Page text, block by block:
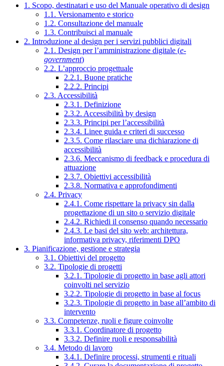
1. Scopo, destinatari e uso del Manuale operativo di design
1.1. Versionamento e storico
1.2. Consultazione del manuale
1.3. Contribuisci al manuale
2. Introduzione al design per i servizi pubblici digitali
2.1. Design per l’amministrazione digitale (e-
government)
2.2. L’approccio progettuale
2.2.1. Buone pratiche
2.2.2. Principi
2.3. Accessibilità
2.3.1. Definizione
2.3.2. Accessibilità by design
2.3.3. Principi per l’accessibilità
2.3.4. Linee guida e criteri di successo
2.3.5. Come rilasciare una dichiarazione di
accessibilità
2.3.6. Meccanismo di feedback e procedura di
attuazione
2.3.7. Obiettivi accessibilità
2.3.8. Normativa e approfondimenti
2.4. Privacy
2.4.1. Come rispettare la privacy sin dalla
progettazione di un sito o servizio digitale
2.4.2. Richiedi il consenso quando necessario
2.4.3. Le basi del sito web: architettura,
informativa privacy, riferimenti DPO
3. Pianificazione, gestione e strategia
3.1. Obiettivi del progetto
3.2. Tipologie di progetti
3.2.1. Tipologie di progetto in base agli attori
coinvolti nel servizio
3.2.2. Tipologie di progetto in base al focus
3.2.3. Tipologie di progetto in base all’ambito di
intervento
3.3. Competenze, ruoli e figure coinvolte
3.3.1. Coordinatore di progetto
3.3.2. Definire ruoli e responsabilità
3.4. Metodo di lavoro
3.4.1. Definire processi, strumenti e rituali